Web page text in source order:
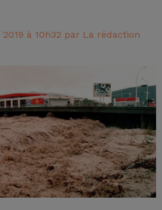
à 10h32 par La rédaction